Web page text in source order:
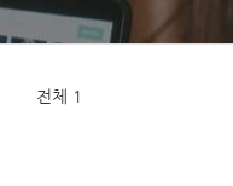
전체 1